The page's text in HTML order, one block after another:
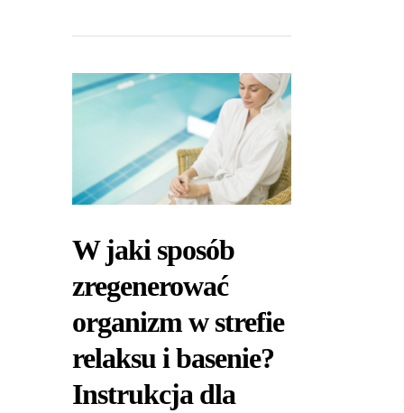
W jaki sposób
zregenerować
organizm w strefie
relaksu i basenie?
Instrukcja dla